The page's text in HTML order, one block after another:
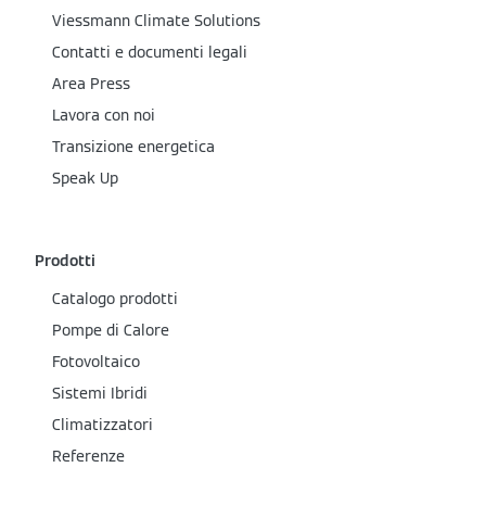
Viessmann Climate Solutions
Contatti e documenti legali
Area Press
Lavora con noi
Transizione energetica
Speak Up
Prodotti
Catalogo prodotti
Pompe di Calore
Fotovoltaico
Sistemi Ibridi
Climatizzatori
Referenze